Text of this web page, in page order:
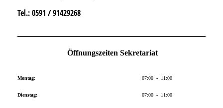
Tel.: 0591 / 91429268
Öffnungszeiten Sekretariat
Montag:
Dienstag:
07:00 - 11:00
07:00 - 11:00